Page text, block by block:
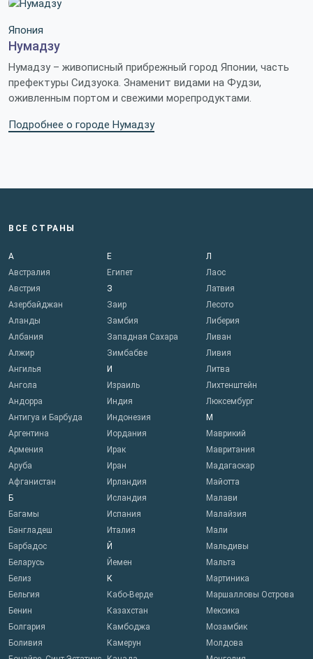
Япония
Нумадзу
Нумадзу – живописный прибрежный город Японии, часть
префектуры Сидзуока. Знаменит видами на Фудзи,
оживленным портом и свежими морепродуктами.
Подробнее о городе Нумадзу
ВСЕ СТРАНЫ
А
Австралия
Австрия
Азербайджан
Аланды
Албания
Алжир
Ангилья
Ангола
Андорра
Антигуа и Барбуда
Аргентина
Армения
Аруба
Афганистан
Б
Багамы
Бангладеш
Барбадос
Беларусь
Белиз
Бельгия
Бенин
Болгария
Боливия
Е
Египет
З
Заир
Замбия
Западная Сахара
Зимбабве
И
Израиль
Индия
Индонезия
Иордания
Ирак
Иран
Ирландия
Исландия
Испания
Италия
Й
Йемен
К
Кабо-Верде
Казахстан
Камбоджа
Камерун
Л
Лаос
Латвия
Лесото
Либерия
Ливан
Ливия
Литва
Лихтенштейн
Люксембург
М
Маврикий
Мавритания
Мадагаскар
Майотта
Малави
Малайзия
Мали
Мальдивы
Мальта
Мартиника
Маршалловы Острова
Мексика
Мозамбик
Молдова